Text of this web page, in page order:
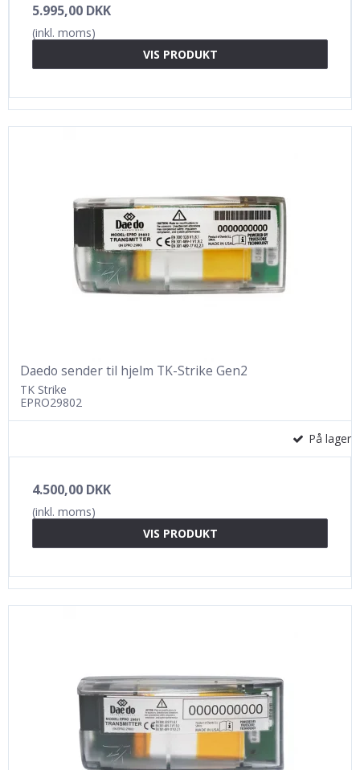
5.995,00 DKK
(inkl. moms)
VIS PRODUKT
Daedo sender til hjelm TK-Strike Gen2
TK Strike
EPRO29802
På lager
4.500,00 DKK
(inkl. moms)
VIS PRODUKT